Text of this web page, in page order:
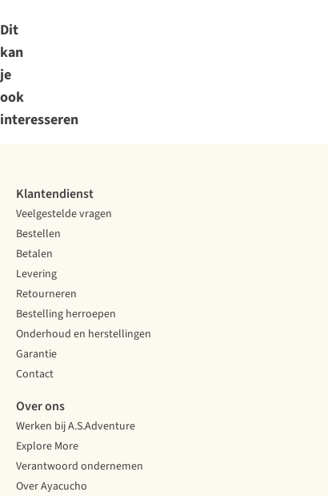
Dit
kan
je
ook
interesseren
Klantendienst
Veelgestelde vragen
Bestellen
Betalen
Levering
Retourneren
Bestelling herroepen
Onderhoud en herstellingen
Garantie
Contact
Over ons
Werken bij A.S.Adventure
Explore More
Verantwoord ondernemen
Over Ayacucho